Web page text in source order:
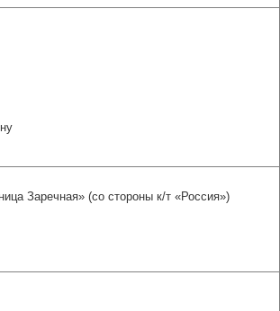
Заречная» (со стороны к/т «Россия»)